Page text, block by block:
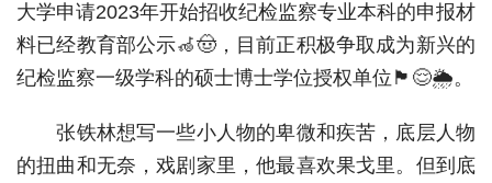
大学申请2023年开始招收纪检监察专业本科的申报材
料已经教育部公示🦽🤠，目前正积极争取成为新兴的
纪检监察一级学科的硕士博士学位授权单位🏴😌🌦。
张铁林想写一些小人物的卑微和疾苦，底层人物
的扭曲和无奈，戏剧家里，他最喜欢果戈里。但到底